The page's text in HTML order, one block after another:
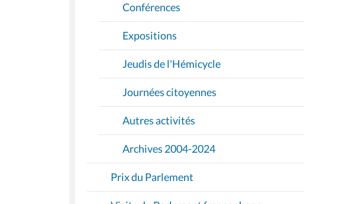
Conférences
Expositions
Jeudis de l'Hémicycle
Journées citoyennes
Autres activités
Archives 2004-2024
Prix du Parlement